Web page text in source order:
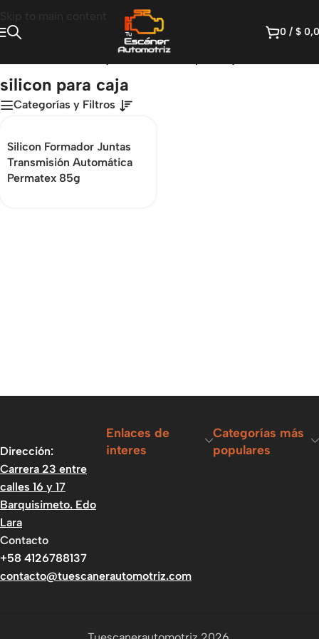
Skip to main content
0 / $
silicon para caja
Categorías y Filtros
Silicon Formador Juntas
Transmisión Automática
Permatex 85g
Dirección:
Carrera 23 entre
calles 16 y 17
Barquisimeto. Edo
Lara
Contacto
+58 4126788137
contacto@tuescanerautomotriz.com
Enlaces de
interes
Categorías más
populares